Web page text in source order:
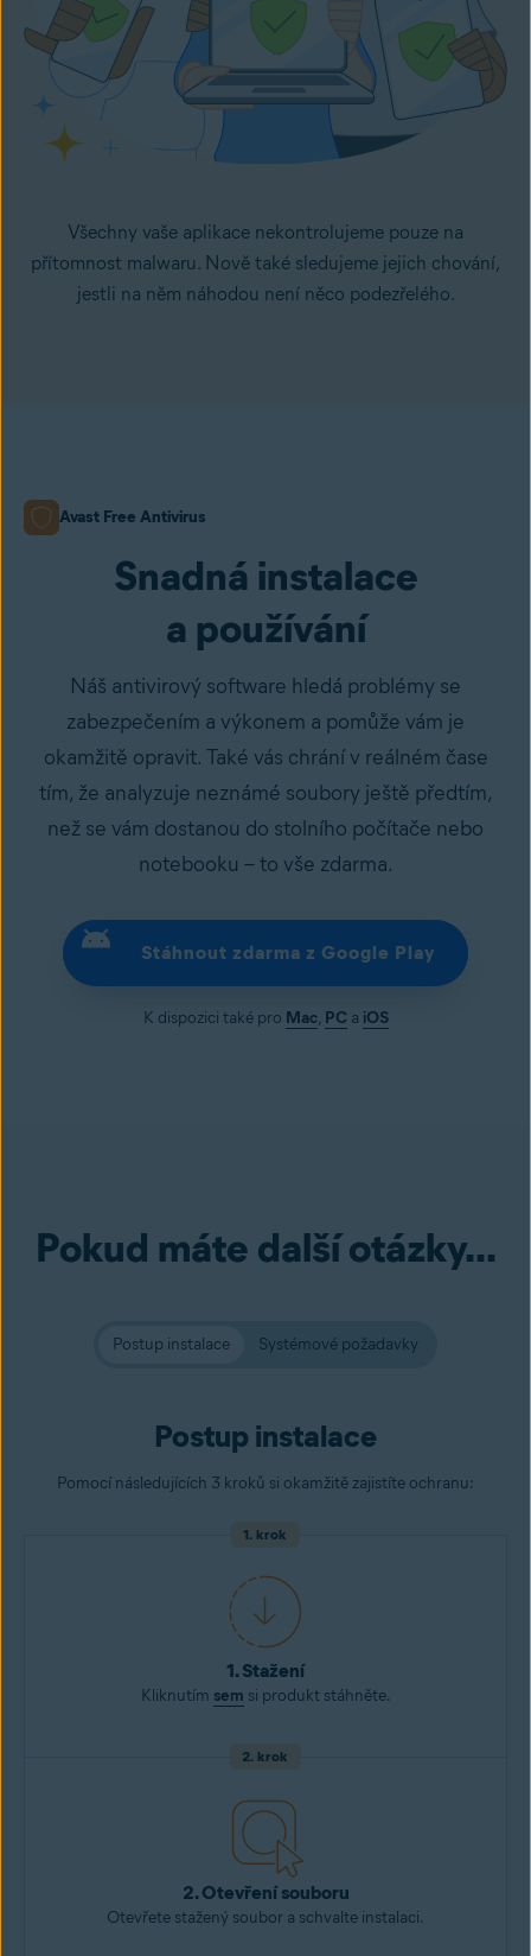
Všechny vaše aplikace nekontrolujeme pouze na
přítomnost malwaru. Nově také sledujeme jejich chování,
jestli na něm náhodou není něco podezřelého.
Avast Free Antivirus
Snadná instalace
a používání
Náš antivirový software hledá problémy se
zabezpečením a výkonem a pomůže vám je
okamžitě opravit. Také vás chrání v reálném čase
tím, že analyzuje neznámé soubory ještě předtím,
než se vám dostanou do stolního počítače nebo
notebooku – to vše zdarma.
Stáhnout zdarma z Google Play
K dispozici také pro Mac, PCa iOS
Pokud máte další otázky...
Postup instalace Systémové požadavky
Postup instalace
Pomocí následujících 3 kroků si okamžitě zajistíte ochranu:
1. krok
1. Stažení
Kliknutím sem si produkt stáhněte.
2. krok
2. Otevření souboru
Otevřete stažený soubor a schvalte instalaci.